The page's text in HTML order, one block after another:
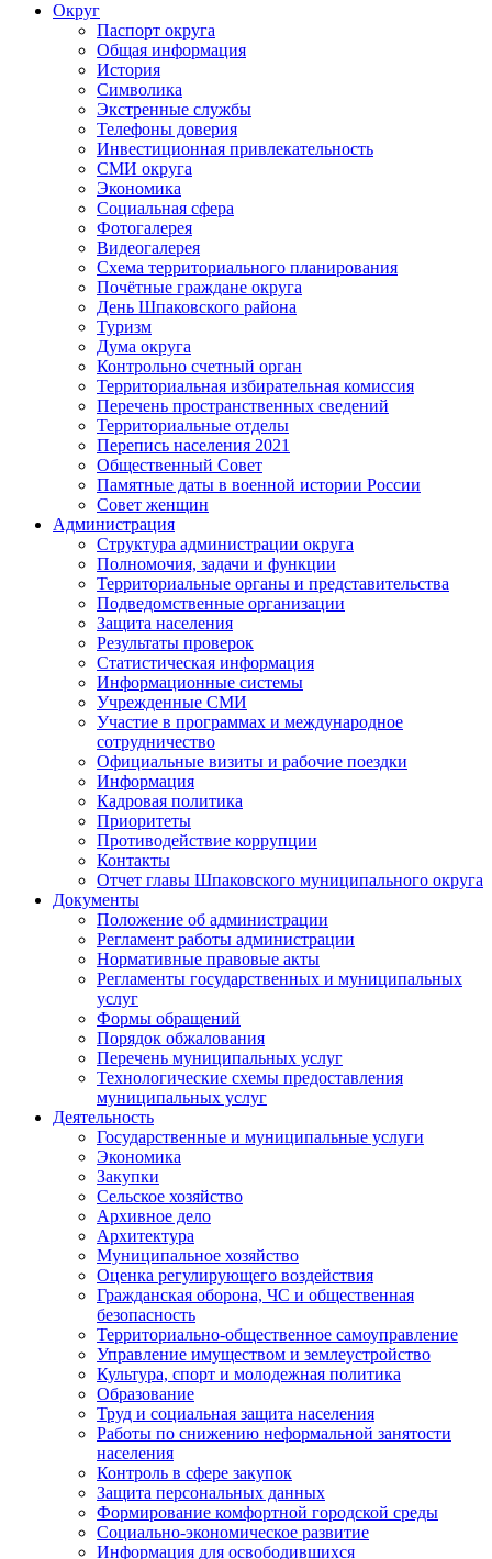
Округ
Паспорт округа
Общая информация
История
Символика
Экстренные службы
Телефоны доверия
Инвестиционная привлекательность
СМИ округа
Экономика
Социальная сфера
Фотогалерея
Видеогалерея
Схема территориального планирования
Почётные граждане округа
День Шпаковского района
Туризм
Дума округа
Контрольно счетный орган
Территориальная избирательная комиссия
Перечень пространственных сведений
Территориальные отделы
Перепись населения 2021
Общественный Совет
Памятные даты в военной истории России
Совет женщин
Администрация
Структура администрации округа
Полномочия, задачи и функции
Территориальные органы и представительства
Подведомственные организации
Защита населения
Результаты проверок
Статистическая информация
Информационные системы
Учрежденные СМИ
Участие в программах и международное
сотрудничество
Официальные визиты и рабочие поездки
Информация
Кадровая политика
Приоритеты
Противодействие коррупции
Контакты
Отчет главы Шпаковского муниципального округа
Документы
Положение об администрации
Регламент работы администрации
Нормативные правовые акты
Регламенты государственных и муниципальных
услуг
Формы обращений
Порядок обжалования
Перечень муниципальных услуг
Технологические схемы предоставления
муниципальных услуг
Деятельность
Государственные и муниципальные услуги
Экономика
Закупки
Сельское хозяйство
Архивное дело
Архитектура
Муниципальное хозяйство
Оценка регулирующего воздействия
Гражданская оборона, ЧС и общественная
безопасность
Территориально-общественное самоуправление
Управление имуществом и землеустройство
Культура, спорт и молодежная политика
Образование
Труд и социальная защита населения
Работы по снижению неформальной занятости
населения
Контроль в сфере закупок
Защита персональных данных
Формирование комфортной городской среды
Социально-экономическое развитие
Информация для освободившихся